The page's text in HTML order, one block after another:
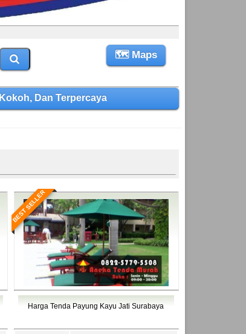
🗺 Maps
Dan Terpercaya
BEST SELLER
Harga Tenda Payung Kayu Jati Surabaya